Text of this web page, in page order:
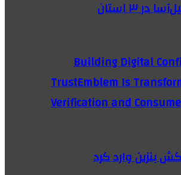
۳ استان
Building Digital
TrustEmblem Is
Verification and
بنزین وارد کرد